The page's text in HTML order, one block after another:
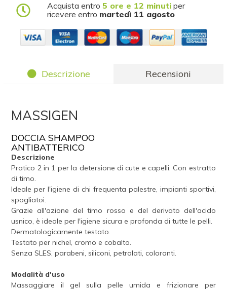
Acquista entro5 ore e 12 minuti per
ricevere entro martedì 11 agosto
Descrizione Recensioni
MASSIGEN
DOCCIA SHAMPOO
ANTIBATTERICO
Descrizione
Pratico 2 in 1 per la detersione di cute e capelli. Con estratto
di timo.
Ideale per l'igiene di chi frequenta palestre, impianti sportivi,
spogliatoi.
Grazie all'azione del timo rosso e del derivato dell'acido
usnico, è ideale per l'igiene sicura e profonda di tutte le pelli.
Dermatologicamente testato.
Testato per nichel, cromo e cobalto.
Senza SLES, parabeni, siliconi, petrolati, coloranti.
Modalità d'uso
Massaggiare il gel sulla pelle umida e frizionare per